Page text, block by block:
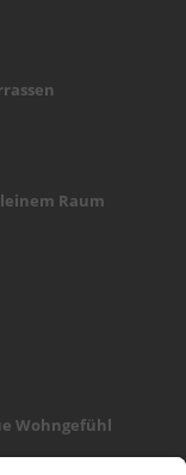
Raum
Wohngefühl